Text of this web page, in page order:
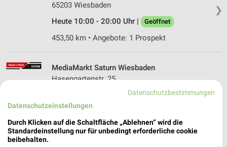
❯
65203 Wiesbaden
Heute 10:00 - 20:00 Uhr |
Geöffnet
453,50 km • Angebote: 1 Prospekt
MediaMarkt Saturn Wiesbaden
Hasengartenstr. 25
Heute 10:00 - 19:00 Uhr |
450,27 km • Angebote: 1 Prospekt
Datenschutzbestimmungen
Datenschutzeinstellungen
Durch Klicken auf die Schaltfläche „Ablehnen“ wird die
Standardeinstellung nur für unbedingt erforderliche cookie
beibehalten.